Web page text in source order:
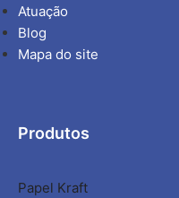
Atuação
Blog
Mapa do site
Produtos
Papel Kraft